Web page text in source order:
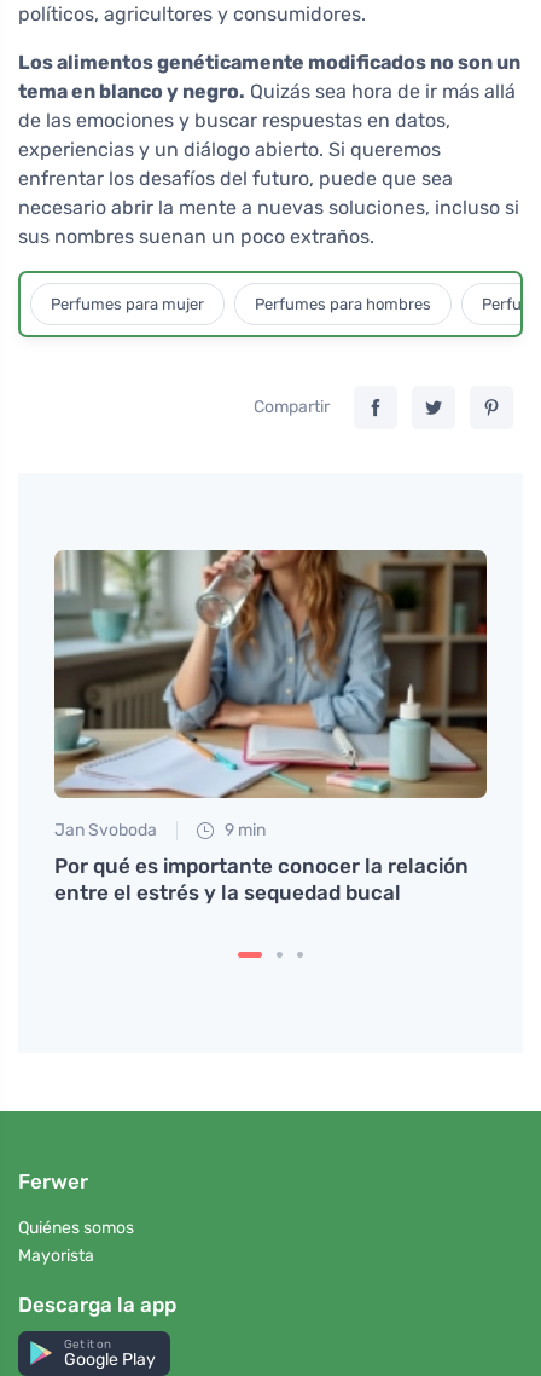
políticos, agricultores y consumidores.
Los alimentos genéticamente modificados no son un
tema en blanco y negro. Quizás sea hora de ir más allá
de las emociones y buscar respuestas en datos,
experiencias y un diálogo abierto. Si queremos
enfrentar los desafíos del futuro, puede que sea
necesario abrir la mente a nuevas soluciones, incluso si
sus nombres suenan un poco extraños.
Perfumes para mujer Perfumes para hombres
Compartir
Jan Svoboda 9 min
Por qué es importante conocer la relación
entre el estrés y la sequedad bucal
Ferwer
Quiénes somos
Mayorista
Descarga la app
Get it on
Google Play